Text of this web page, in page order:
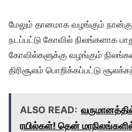
மேலும் தானமாக வழங்கும்
நடப்பட்டு கோவில் நிலங்களாக
கோவில்களுக்கு வழங்கும்
திரிசூலம் பொறிக்கப்பட்டு
ALSO READ:
ரயில்கள்! தென்